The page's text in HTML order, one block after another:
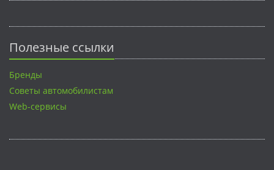
Полезные ссылки
Бренды
Советы автомобилистам
Web-сервисы